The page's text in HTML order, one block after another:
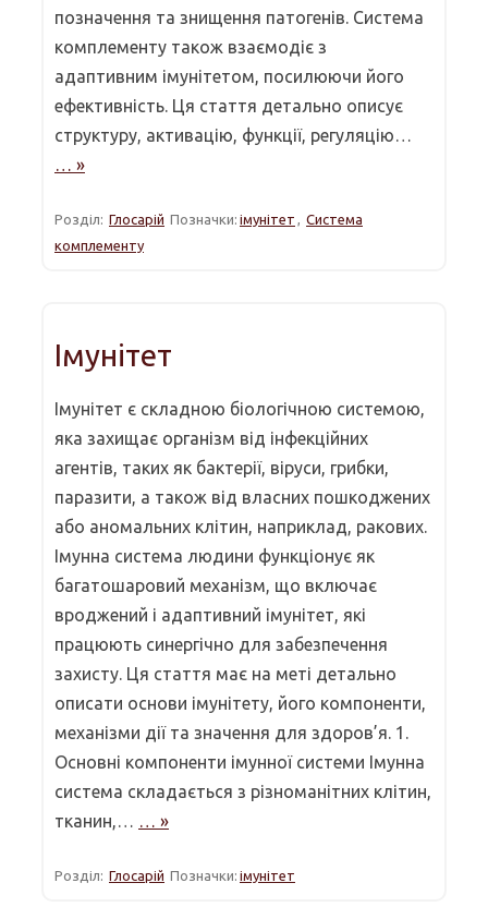
позначення та знищення патогенів. Система
комплементу також взаємодіє з
адаптивним імунітетом, посилюючи його
ефективність. Ця стаття детально описує
структуру, активацію, функції, регуляцію…
… »
Розділ: Глосарій Позначки: імунітет , Система
комплементу
Імунітет
Імунітет є складною біологічною системою,
яка захищає організм від інфекційних
агентів, таких як бактерії, віруси, грибки,
паразити, а також від власних пошкоджених
або аномальних клітин, наприклад, ракових.
Імунна система людини функціонує як
багатошаровий механізм, що включає
вроджений і адаптивний імунітет, які
працюють синергічно для забезпечення
захисту. Ця стаття має на меті детально
описати основи імунітету, його компоненти,
механізми дії та значення для здоров’я. 1.
Основні компоненти імунної системи Імунна
система складається з різноманітних клітин,
тканин,… … »
Розділ: Глосарій Позначки: імунітет